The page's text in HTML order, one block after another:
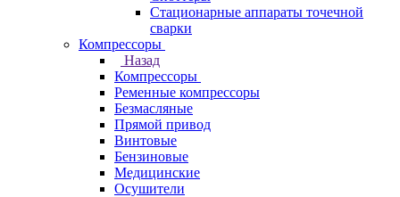
Стационарные аппараты точечной
сварки
Компрессоры
Назад
Компрессоры
Ременные компрессоры
Безмасляные
Прямой привод
Винтовые
Бензиновые
Медицинские
Осушители